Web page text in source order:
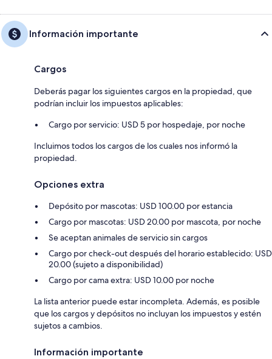
Información importante
Cargos
Deberás pagar los siguientes cargos en la propiedad, que
podrían incluir los impuestos aplicables:
Cargo por servicio: USD 5 por hospedaje, por noche
Incluimos todos los cargos de los cuales nos informó la
propiedad.
Opciones extra
Depósito por mascotas: USD 100.00 por estancia
Cargo por mascotas: USD 20.00 por mascota, por noche
Se aceptan animales de servicio sin cargos
Cargo por check-out después del horario establecido: USD
20.00 (sujeto a disponibilidad)
Cargo por cama extra: USD 10.00 por noche
La lista anterior puede estar incompleta. Además, es posible
que los cargos y depósitos no incluyan los impuestos y estén
sujetos a cambios.
Información importante